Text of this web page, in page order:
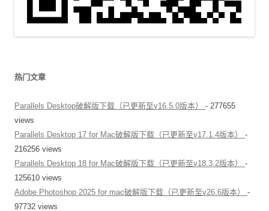
热门文章
Parallels Desktop破解版下载（已更新至v16.5.0版本） - 277655
views
Parallels Desktop 17 for Mac破解版下载（已更新至v17.1.4版本） -
216256 views
Parallels Desktop 18 for Mac破解版下载（已更新至v18.3.2版本） -
125610 views
Adobe Photoshop 2025 for mac破解版下载（已更新至v26.6版本） -
97732 views